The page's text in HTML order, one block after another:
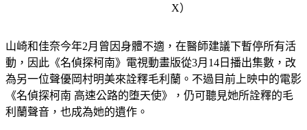
《名偵探柯南》作者青山剛昌發表聲明哀悼。（圖／翻
山崎和佳奈今年2月曾因身體不適，在醫師建議下暫停所有活
動，因此《名偵探柯南》電視動畫版從3月14日播出集數，改
為另一位聲優岡村明美來詮釋毛利蘭。不過目前上映中的電影
《名偵探柯南 高速公路的堕天使》，仍可聽見她所詮釋的毛